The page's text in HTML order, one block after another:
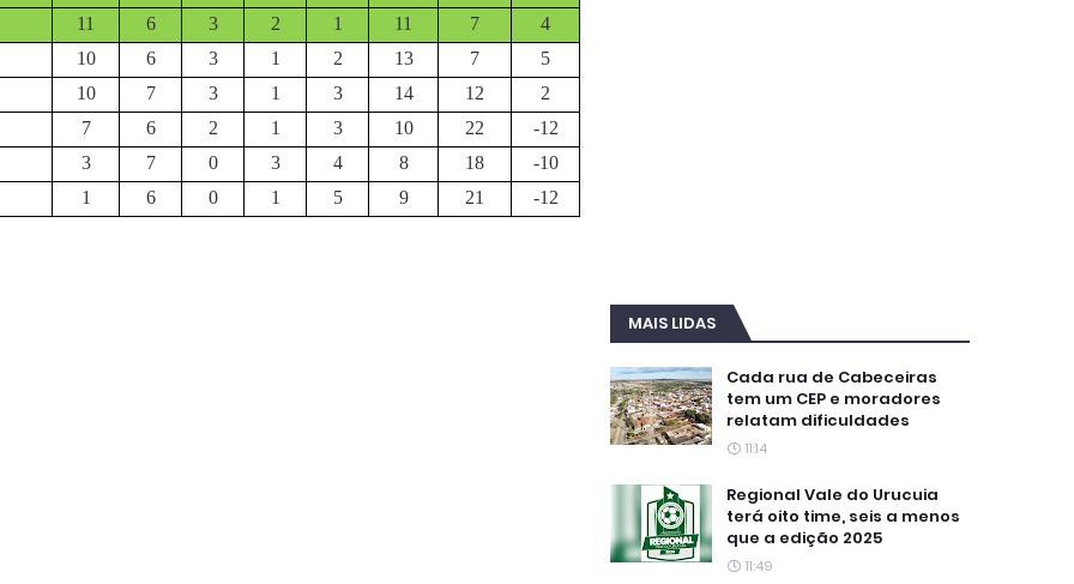
11 6 3 2 1 11 7
4
10 6 3 1 2 13 7
5
10 7 3 1 3 14 12
2
7 6 2 1 3 10 22
-12
3 7 0 3 4 8 18
-10
1 6 0 1 5 9 21 -12
MAIS LIDAS
Cada rua de Cabeceiras
tem um CEP e moradores
relatam dificuldades
11:14
Regional Vale do Urucuia
terá oito time, seis a menos
que a edição 2025
11:49